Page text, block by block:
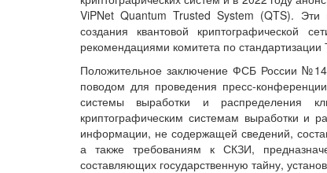
ViPNet Quantum Trusted System (QTS). Эти
создания квантовой криптографической
рекомендациями комитета по стандартизации
Положительное заключение ФСБ России
поводом для проведения пресс-
системы выработки и распределения
криптографическим системам выработки и
информации, не содержащей сведений,
а также требованиям к СКЗИ,
составляющих государственную тайну,